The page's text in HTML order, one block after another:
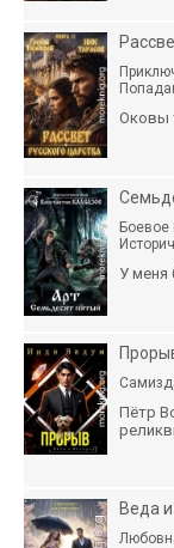
Оковы
У меня
Пётр
Веда